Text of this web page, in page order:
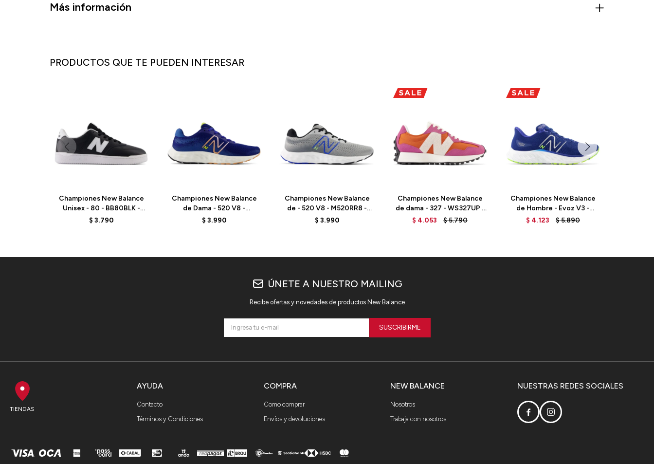
Más información
PRODUCTOS QUE TE PUEDEN INTERESAR
Championes New Balance
Unisex - 80 - BB80BLK -
BLACK
$ 3.790
Championes New Balance
de Dama - 520 V8 -
W520RN8 - BLUE
$ 3.990
Championes New Balance
de - 520 V8 - M520RR8 -
SHADOW GREY
$ 3.990
Championes New Balance
de dama - 327 - WS327UP -
SCORPIO
$ 4.053 $5.790
Championes New Balance
de Hombre - Evoz V3 -
MEVOZCG3 - MARINE BLUE
$ 4.123 $5.890
TIENDAS
AYUDA
Contacto
Términos y Condiciones
NEW BALANCE
Nosotros
Trabaja con nosotros
COMPRA
Como comprar
Envíos y devoluciones
NUESTRAS REDES SOCIALES
 
ÚNETE A NUESTRO MAILING
Recibe ofertas y novedades de productos New Balance
SUSCRIBIRME